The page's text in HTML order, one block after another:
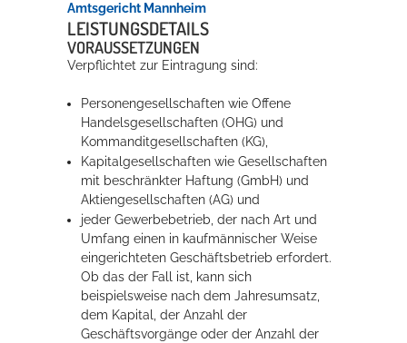
Spaß unter prickelnden Wasserfällen, das rauschende Meer im
Wellenbecken oder doch lieber die pure Entspannung auf der
Sprudelliege im Solebecken?
Amtsgericht Mannheim
LEISTUNGSDETAILS
VORAUSSETZUNGEN
Verpflichtet zur Eintragung sind:
Personengesellschaften wie Offene
Handelsgesellschaften (OHG) und
Kommanditgesellschaften (KG),
Kapitalgesellschaften wie Gesellschaften
mit beschränkter Haftung (GmbH) und
Aktiengesellschaften (AG) und
jeder Gewerbebetrieb, der nach Art und
Umfang einen in kaufmännischer Weise
eingerichteten Geschäftsbetrieb erfordert.
Ob das der Fall ist, kann sich
beispielsweise nach dem Jahresumsatz,
dem Kapital, der Anzahl der
Geschäftsvorgänge oder der Anzahl der